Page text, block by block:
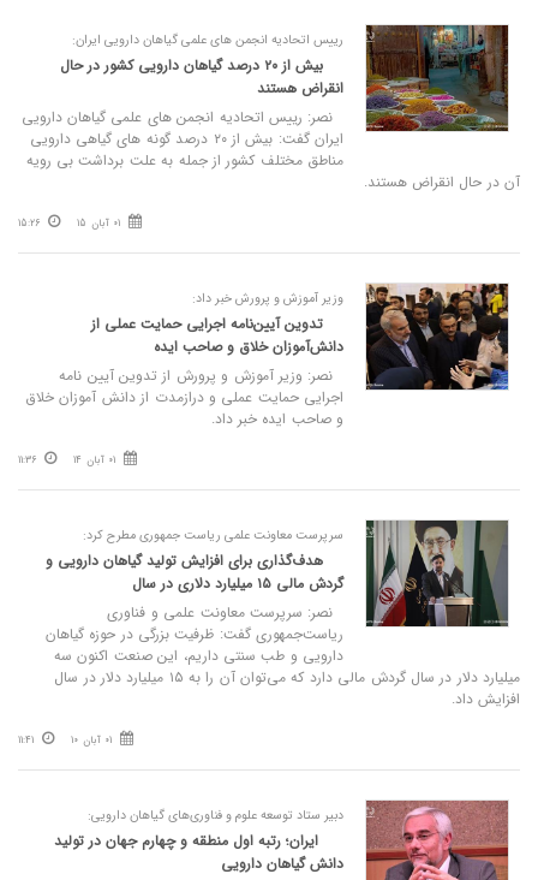
رییس اتحادیه انجمن های علمی گیاهان دارویی ایران:
بیش از ۲۰ درصد گیاهان دارویی کشور در حال
انقراض هستند
نصر: رییس اتحادیه انجمن های علمی گیاهان دارویی
ایران گفت: بیش از ۲۰ درصد گونه های گیاهی دارویی
مناطق مختلف کشور از جمله به علت برداشت بی رویه
آن در حال انقراض هستند.
01 آبان 15 15:26
وزیر آموزش و پرورش خبر داد:
تدوین آیین‌نامه‌ اجرایی حمایت عملی از
دانش‌آموزان خلاق و صاحب ایده
نصر: وزیر آموزش و پرورش از تدوین آیین نامه
اجرایی حمایت عملی و درازمدت از دانش آموزان خلاق
و صاحب ایده خبر داد.
01 آبان 14 11:36
سرپرست معاونت علمی ریاست جمهوری مطرح کرد:
هدف‌گذاری برای افزایش تولید گیاهان دارویی و
گردش مالی ۱۵ میلیارد دلاری در سال
نصر: سرپرست معاونت علمی و فناوری
ریاست‌جمهوری گفت: ظرفیت بزرگی در حوزه گیاهان
دارویی و طب سنتی داریم، این صنعت اکنون سه
میلیارد دلار در سال گردش مالی دارد که می‌توان آن را به ۱۵ میلیارد دلار در سال
افزایش داد.
01 آبان 10 11:41
دبیر ستاد توسعه علوم و فناوری‌های گیاهان دارویی:
ایران؛ رتبه اول منطقه و چهارم جهان در تولید
دانش گیاهان دارویی